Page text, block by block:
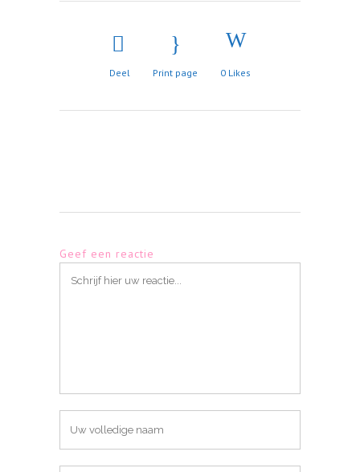
Deel Print page 0 Likes
Geef een reactie